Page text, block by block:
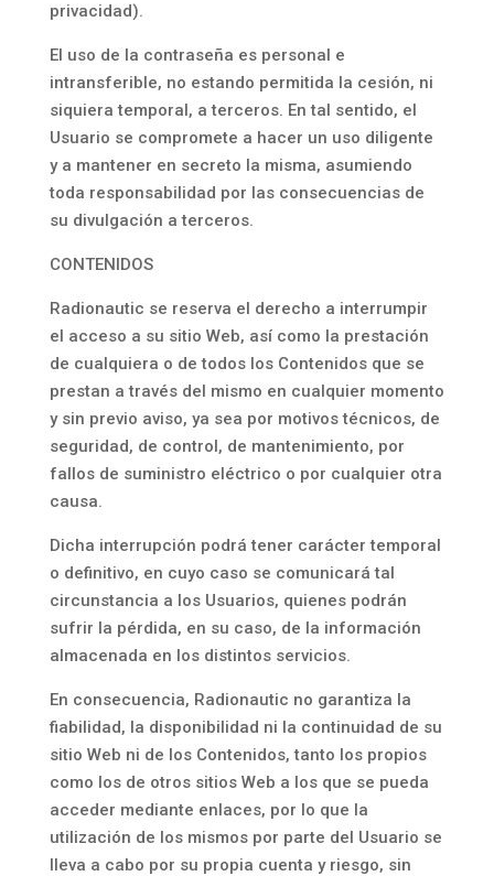
privacidad).
El uso de la contraseña es personal e
intransferible, no estando permitida la cesión, ni
siquiera temporal, a terceros. En tal sentido, el
Usuario se compromete a hacer un uso diligente
y a mantener en secreto la misma, asumiendo
toda responsabilidad por las consecuencias de
su divulgación a terceros.
CONTENIDOS
Radionautic se reserva el derecho a interrumpir
el acceso a su sitio Web, así como la prestación
de cualquiera o de todos los Contenidos que se
prestan a través del mismo en cualquier momento
y sin previo aviso, ya sea por motivos técnicos, de
seguridad, de control, de mantenimiento, por
fallos de suministro eléctrico o por cualquier otra
causa.
Dicha interrupción podrá tener carácter temporal
o definitivo, en cuyo caso se comunicará tal
circunstancia a los Usuarios, quienes podrán
sufrir la pérdida, en su caso, de la información
almacenada en los distintos servicios.
En consecuencia, Radionautic no garantiza la
fiabilidad, la disponibilidad ni la continuidad de su
sitio Web ni de los Contenidos, tanto los propios
como los de otros sitios Web a los que se pueda
acceder mediante enlaces, por lo que la
utilización de los mismos por parte del Usuario se
lleva a cabo por su propia cuenta y riesgo, sin